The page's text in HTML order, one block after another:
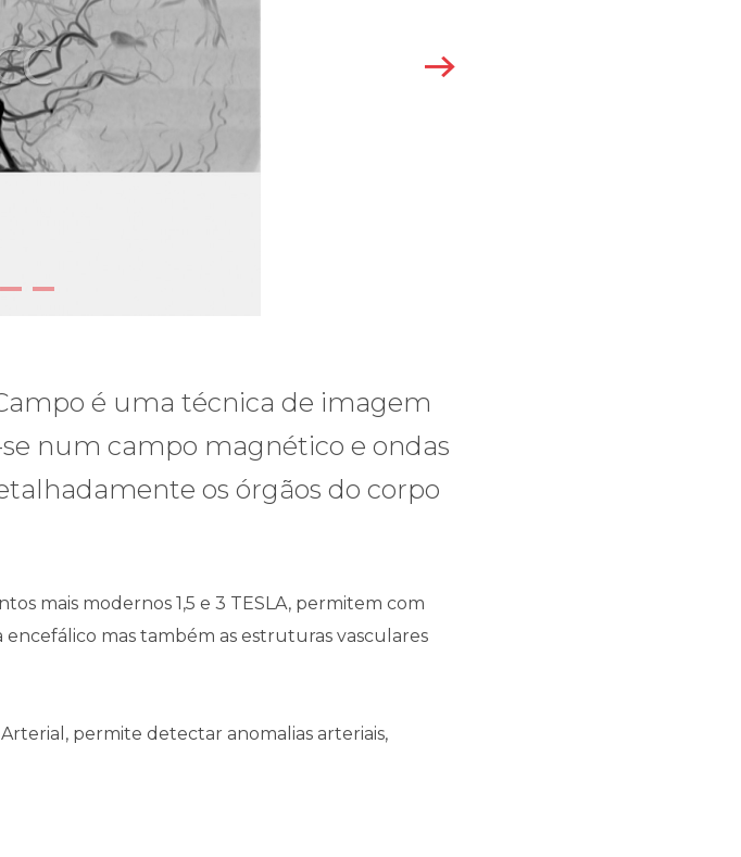
é uma técnica de imagem
num campo magnético e ondas
os órgãos do corpo
mais modernos 1,5 e 3 TESLA, permitem com
mas também as estruturas vasculares
permite detectar anomalias arteriais,